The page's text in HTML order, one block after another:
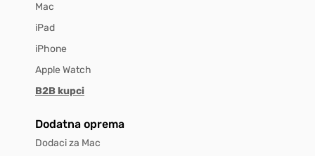
Mac
iPad
iPhone
Apple Watch
B2B kupci
Dodatna oprema
Dodaci za Mac